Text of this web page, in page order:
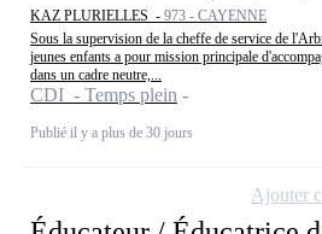
KAZ PLURIELLES - 973 - CAYENNE
Sous la supervision de la cheffe de service de
jeunes enfants a pour mission principale
dans un cadre neutre,...
CDI - Temps plein
Publié il y a plus de 30 jours
Ajouter